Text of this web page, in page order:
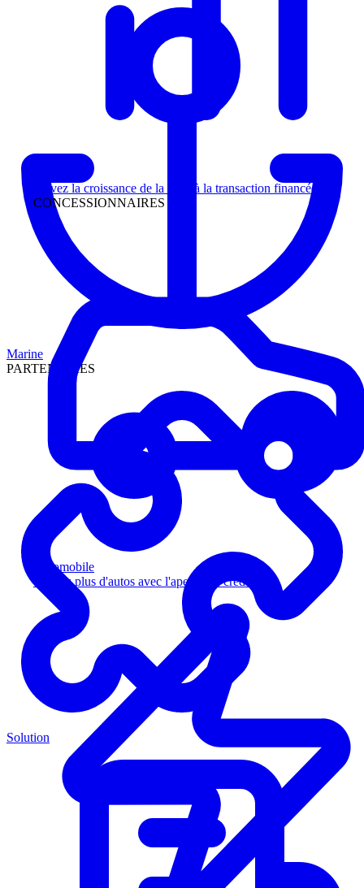
Suivez la croissance de la piste à la transaction financée
CONCESSIONNAIRES
Automobile
Vendez plus d'autos avec l'aperçu de crédit
Marine
PARTENAIRES
Solution